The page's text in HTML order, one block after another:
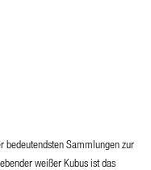
bedeutendsten Sammlungen zur
weißer Kubus ist das